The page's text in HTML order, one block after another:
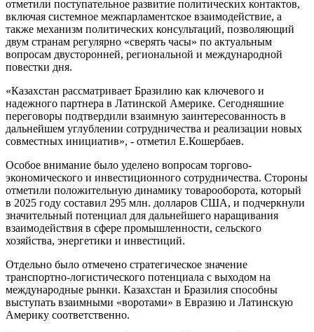
отметили поступательное развитие политических контактов,
включая системное межпарламентское взаимодействие, а
также механизм политических консультаций, позволяющий
двум странам регулярно «сверять часы» по актуальным
вопросам двусторонней, региональной и международной
повестки дня.
«Казахстан рассматривает Бразилию как ключевого и
надежного партнера в Латинской Америке. Сегодняшние
переговоры подтвердили взаимную заинтересованность в
дальнейшем углублении сотрудничества и реализации новых
совместных инициатив», - отметил Е.Кошербаев.
Особое внимание было уделено вопросам торгово-
экономического и инвестиционного сотрудничества. Стороны
отметили положительную динамику товарооборота, который
в 2025 году составил 295 млн. долларов США, и подчеркнули
значительный потенциал для дальнейшего наращивания
взаимодействия в сфере промышленности, сельского
хозяйства, энергетики и инвестиций.
Отдельно было отмечено стратегическое значение
транспортно-логистического потенциала с выходом на
международные рынки. Казахстан и Бразилия способны
выступать взаимными «воротами» в Евразию и Латинскую
Америку соответственно.